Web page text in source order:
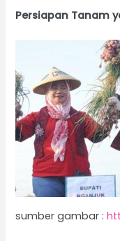
Persiapan Tanam
sumber gambar :